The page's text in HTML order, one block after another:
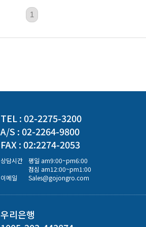
1
TEL : 02-2275-3200
A/S : 02-2264-9800
FAX : 02:2274-2053
상담시간
평일 am9:00~pm6:00
점심 am12:00~pm1:00
이메일
Sales@gojongro.com
우리은행